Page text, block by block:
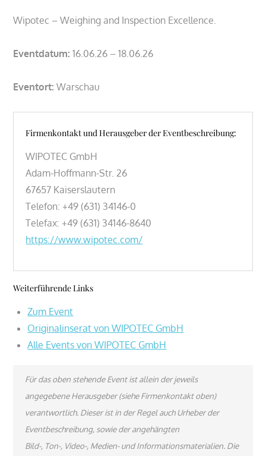
Wipotec – Weighing and Inspection Excellence.
Eventdatum: 16.06.26 – 18.06.26
Eventort: Warschau
Firmenkontakt und Herausgeber der Eventbeschreibung:
WIPOTEC GmbH
Adam-Hoffmann-Str. 26
67657 Kaiserslautern
Telefon: +49 (631) 34146-0
Telefax: +49 (631) 34146-8640
https://www.wipotec.com/
Weiterführende Links
Zum Event
Originalinserat von WIPOTEC GmbH
Alle Events von WIPOTEC GmbH
Für das oben stehende Event ist allein der jeweils
angegebene Herausgeber (siehe Firmenkontakt oben)
verantwortlich. Dieser ist in der Regel auch Urheber der
Eventbeschreibung, sowie der angehängten
Bild-, Ton-, Video-, Medien- und Informationsmaterialien. Die